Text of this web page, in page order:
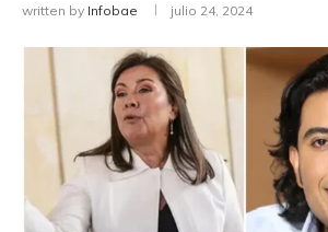
written by Infobae julio 24, 2024